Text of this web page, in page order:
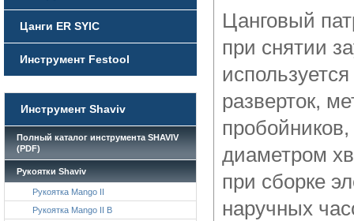
Цанги ER SYIC
Инструмент Festool
Инструмент Shaviv
Полный каталог инструмента SHAVIV
(PDF)
Рукоятки Shaviv
Рукоятка Mango II
Рукоятка Mango II B
Цанговый
при снятии
разверток,
диаметром
при сборке
наручных